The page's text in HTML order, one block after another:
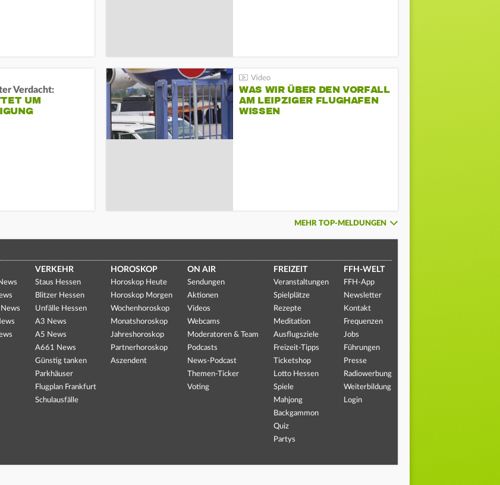
Verdacht:
UM E
WAS WIR ÜBER DEN VORFALL
AM LEIPZIGER FLUGHAFEN
WISSEN
MEHR TOP-MELDUNGEN
VERKEHR
Staus Hessen
Blitzer Hessen
Unfälle Hessen
A3 News
A5 News
A661 News
Günstig tanken
Parkhäuser
Flugplan Frankfurt
Schulausfälle
HOROSKOP
Horoskop Heute
Horoskop Morgen
Wochenhoroskop
Monatshoroskop
Jahreshoroskop
Partnerhoroskop
Aszendent
ON AIR
Sendungen
Aktionen
Videos
Webcams
Moderatoren & Team
Podcasts
News-Podcast
Themen-Ticker
Voting
FREIZEIT
Veranstaltungen
Spielplätze
Rezepte
Meditation
Ausflugsziele
Freizeit-Tipps
Ticketshop
Lotto Hessen
Spiele
Mahjong
Backgammon
Quiz
Partys
FFH-WELT
FFH-App
Newsletter
Kontakt
Frequenzen
Jobs
Führungen
Presse
Radiowerbung
Weiterbildung
Login